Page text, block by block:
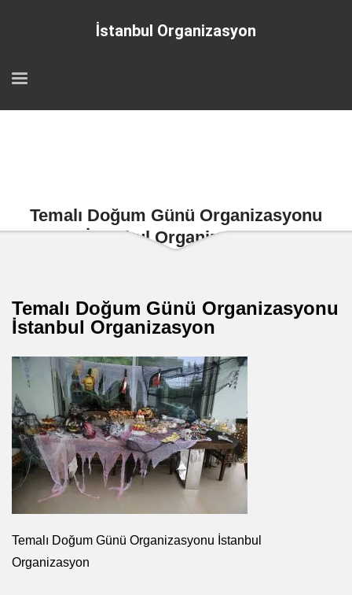
İstanbul Organizasyon
Temalı Doğum Günü Organizasyonu
İstanbul Organizasyon
Temalı Doğum Günü Organizasyonu
İstanbul Organizasyon
Temalı Doğum Günü Organizasyonu İstanbul
Organizasyon